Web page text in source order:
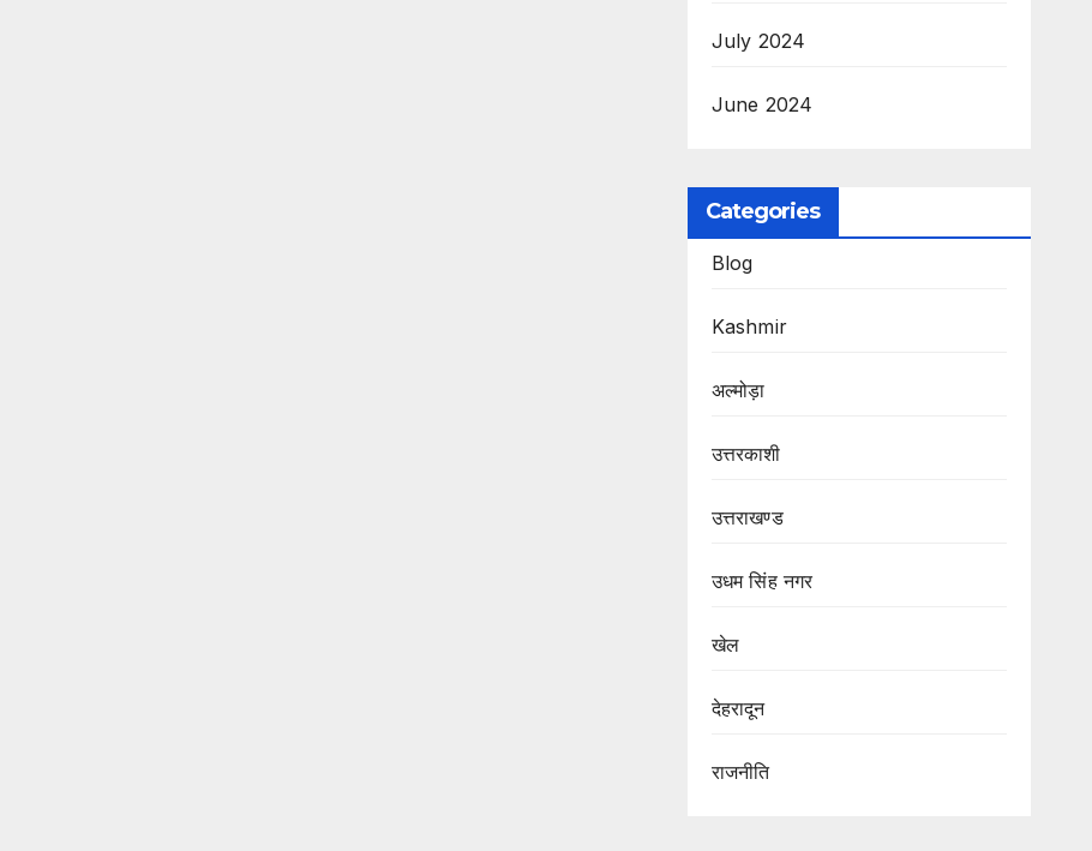
July 2024
June 2024
Categories
Blog
Kashmir
अल्मोड़ा
उत्तरकाशी
उत्तराखण्ड
उधम सिंह नगर
खेल
देहरादून
राजनीति